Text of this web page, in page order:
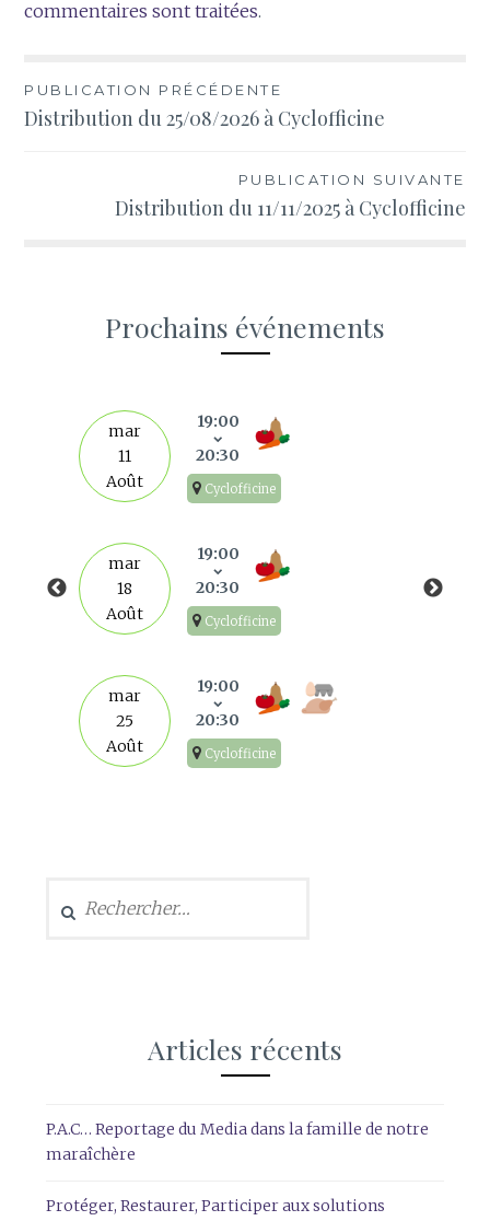
commentaires sont traitées.
Navigation
de
PUBLICATION PRÉCÉDENTE
Distribution du 25/08/2026 à Cyclofficine
PUBLICATION SUIVANTE
Distribution du 11/11/2025 à Cyclofficine
Prochains événements
mar
11
Août
19:00
20:30
Cyclofficine
mar
18
Août
19:00
20:30
Cyclofficine
mar
25
Août
19:00
20:30
Cyclofficine
Articles récents
P.A.C… Reportage du Media dans la famille de notre
maraîchère
Protéger, Restaurer, Participer aux solutions